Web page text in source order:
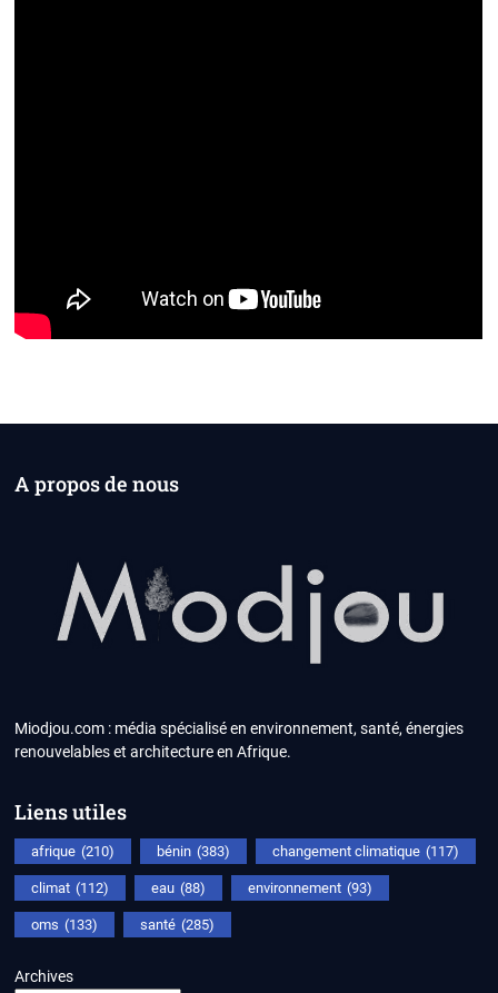
A propos de nous
Miodjou.com : média spécialisé en environnement, santé, énergies
renouvelables et architecture en Afrique.
Liens utiles
afrique (210) bénin (383) changement climatique (117)
climat (112) eau (88) environnement (93)
oms (133) santé (285)
Archives